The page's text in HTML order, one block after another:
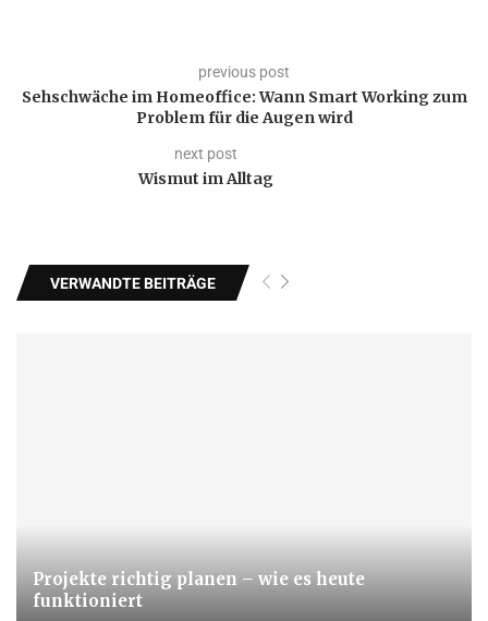
previous post
Sehschwäche im Homeoffice: Wann Smart Working zum
Problem für die Augen wird
next post
Wismut im Alltag
VERWANDTE BEITRÄGE
Projekte richtig planen – wie es heute
funktioniert